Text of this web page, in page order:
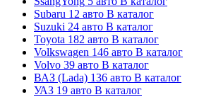
Subaru 12 авто В каталог
Suzuki 24 авто В каталог
Toyota 182 авто В каталог
Volkswagen 146 авто В каталог
Volvo 39 авто В каталог
ВАЗ (Lada) 136 авто В каталог
УАЗ 19 авто В каталог